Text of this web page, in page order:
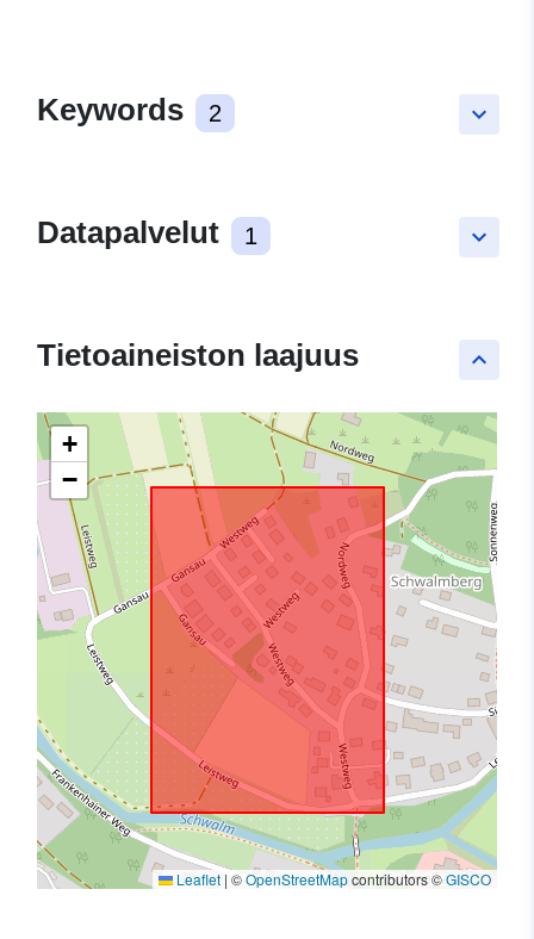
keyboard_arrow_down
Keywords 2
keyboard_arrow_down
Datapalvelut 1
keyboard_arrow_up
Tietoaineiston laajuus
+
−
Leaflet | ©OpenStreetMapcontributors ©GISCO